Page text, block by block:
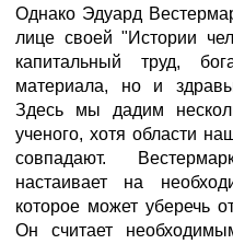
Однако Эдуард
лице своей "Истории
капитальный труд,
материала, но и
Здесь мы дадим
ученого, хотя области
совпадают.
настаивает на
которое может уберечь
Он считает